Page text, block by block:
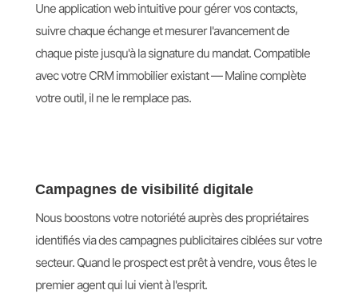
Une application web intuitive pour gérer vos contacts,
suivre chaque échange et mesurer l'avancement de
chaque piste jusqu'à la signature du mandat. Compatible
avec votre CRM immobilier existant — Maline complète
votre outil, il ne le remplace pas.
Campagnes de visibilité digitale
Nous boostons votre notoriété auprès des propriétaires
identifiés via des campagnes publicitaires ciblées sur votre
secteur. Quand le prospect est prêt à vendre, vous êtes le
premier agent qui lui vient à l'esprit.